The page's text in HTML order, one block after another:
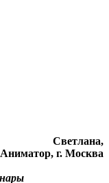
Светлана,
Аниматор, г. Москва